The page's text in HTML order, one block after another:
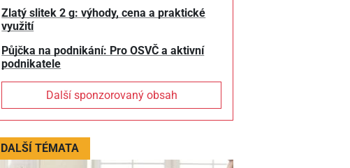
Zlatý slitek 2 g: výhody, cena a praktické
využití
Půjčka na podnikání: Pro OSVČ a aktivní
podnikatele
Další sponzorovaný obsah
DALŠÍ TÉMATA